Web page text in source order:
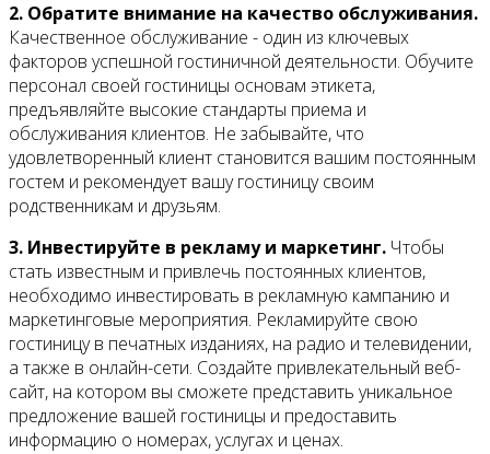
2. Обратите внимание на качество обслуживания.
Качественное обслуживание - один из ключевых
факторов успешной гостиничной деятельности. Обучите
персонал своей гостиницы основам этикета,
предъявляйте высокие стандарты приема и
обслуживания клиентов. Не забывайте, что
удовлетворенный клиент становится вашим постоянным
гостем и рекомендует вашу гостиницу своим
родственникам и друзьям.
3. Инвестируйте в рекламу и маркетинг. Чтобы
стать известным и привлечь постоянных клиентов,
необходимо инвестировать в рекламную кампанию и
маркетинговые мероприятия. Рекламируйте свою
гостиницу в печатных изданиях, на радио и телевидении,
а также в онлайн-сети. Создайте привлекательный веб-
сайт, на котором вы сможете представить уникальное
предложение вашей гостиницы и предоставить
информацию о номерах, услугах и ценах.